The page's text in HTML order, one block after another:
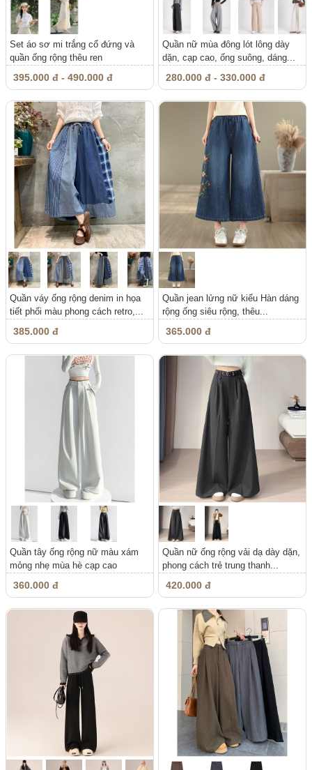
Set áo sơ mi trắng cổ đứng và
quần ống rộng thêu ren
395.000 đ - 490.000 đ
Quần nữ mùa đông lót lông dày
dặn, cạp cao, ống suông, dáng...
280.000 đ - 330.000 đ
Quần váy ống rộng denim in họa
tiết phối màu phong cách retro,...
385.000 đ
Quần jean lửng nữ kiểu Hàn dáng
rộng ống siêu rộng, thêu...
365.000 đ
Quần tây ống rộng nữ màu xám
mỏng nhẹ mùa hè cạp cao
360.000 đ
Quần nữ ống rộng vải dạ dày dặn,
phong cách trẻ trung thanh...
420.000 đ